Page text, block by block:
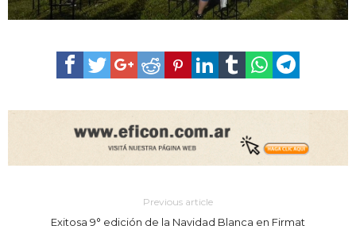
Previous article
Exitosa 9° edición de la Navidad Blanca en Firmat